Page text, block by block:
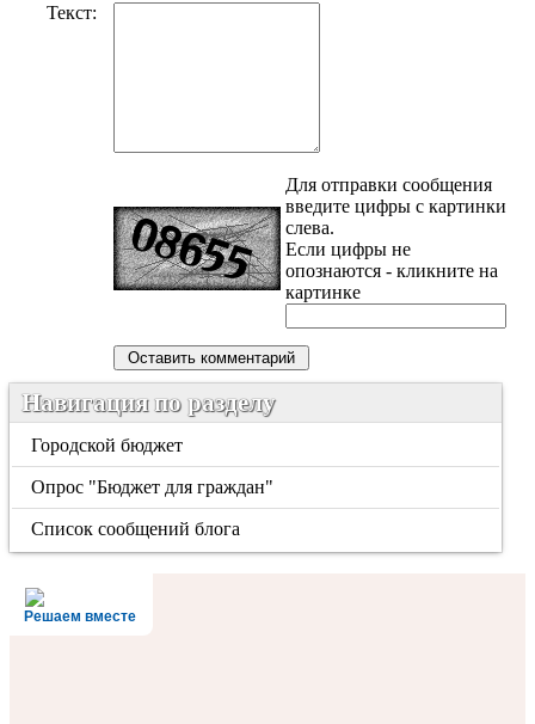
Текст:
Для отправки сообщения
введите цифры с картинки
слева.
Если цифры не
опознаются - кликните на
картинке
Навигация по разделу
Городской бюджет
Опрос "Бюджет для граждан"
Список сообщений блога
Решаем вместе